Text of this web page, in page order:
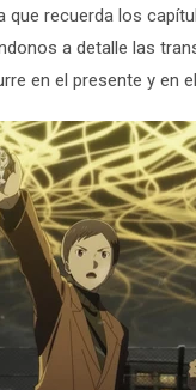
recuerda los
a detalle las
en el presente y en